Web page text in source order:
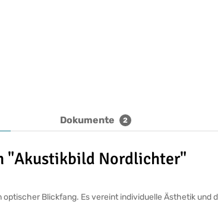
Dokumente 2
"Akustikbild Nordlichter"
Blickfang. Es vereint individuelle Ästhetik und